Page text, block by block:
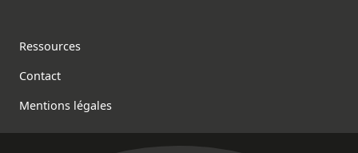
Footer
Ressources
Contact
Mentions légales